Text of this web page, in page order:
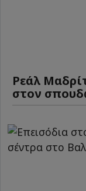
Ρεάλ
στον